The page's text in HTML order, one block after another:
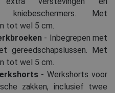
kniebeschermers. Met
tot wel 5 cm.
- Inbegrepen met
gereedschapslussen. Met
tot wel 5 cm.
- Werkshorts voor
zakken, inclusief twee